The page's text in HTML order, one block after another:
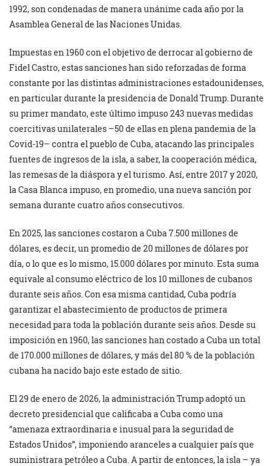
1992, son condenadas de manera unánime cada año por la
Asamblea General de las Naciones Unidas.
Impuestas en 1960 con el objetivo de derrocar al gobierno de
Fidel Castro, estas sanciones han sido reforzadas de forma
constante por las distintas administraciones estadounidenses,
en particular durante la presidencia de Donald Trump. Durante
su primer mandato, este último impuso 243 nuevas medidas
coercitivas unilaterales –50 de ellas en plena pandemia de la
Covid-19– contra el pueblo de Cuba, atacando las principales
fuentes de ingresos de la isla, a saber, la cooperación médica,
las remesas de la diáspora y el turismo. Así, entre 2017 y 2020,
la Casa Blanca impuso, en promedio, una nueva sanción por
semana durante cuatro años consecutivos.
En 2025, las sanciones costaron a Cuba 7.500 millones de
dólares, es decir, un promedio de 20 millones de dólares por
día, o lo que es lo mismo, 15.000 dólares por minuto. Esta suma
equivale al consumo eléctrico de los 10 millones de cubanos
durante seis años. Con esa misma cantidad, Cuba podría
garantizar el abastecimiento de productos de primera
necesidad para toda la población durante seis años. Desde su
imposición en 1960, las sanciones han costado a Cuba un total
de 170.000 millones de dólares, y más del 80 % de la población
cubana ha nacido bajo este estado de sitio.
El 29 de enero de 2026, la administración Trump adoptó un
decreto presidencial que calificaba a Cuba como una
“amenaza extraordinaria e inusual para la seguridad de
Estados Unidos”, imponiendo aranceles a cualquier país que
suministrara petróleo a Cuba. A partir de entonces, la isla – ya